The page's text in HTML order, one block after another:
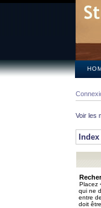
Voir les
Placez
qui ne
entre
doit